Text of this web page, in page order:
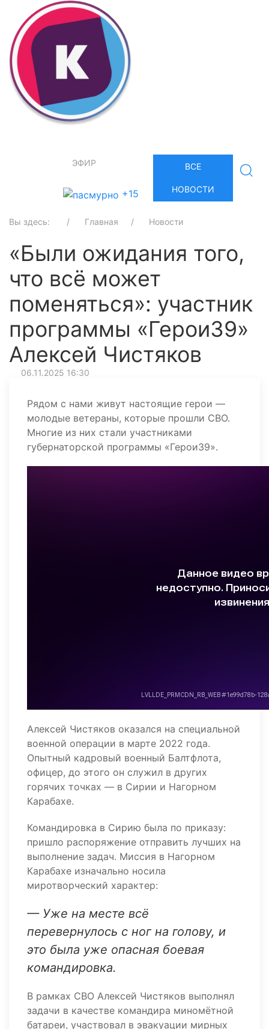
ЭФИР
+15
ВСЕ
НОВОСТИ
Вы здесь: Главная Новости
«Были ожидания того,
что всё может
поменяться»: участник
программы «Герои39»
Алексей Чистяков
06.11.2025 16:30
Рядом с нами живут настоящие герои —
молодые ветераны, которые прошли СВО.
Многие из них стали участниками
губернаторской программы «Герои39».
Алексей Чистяков оказался на специальной
военной операции в марте 2022 года.
Опытный кадровый военный Балтфлота,
офицер, до этого он служил в других
горячих точках — в Сирии и Нагорном
Карабахе.
Командировка в Сирию была по приказу:
пришло распоряжение отправить лучших на
выполнение задач. Миссия в Нагорном
Карабахе изначально носила
миротворческий характер:
— Уже на месте всё
перевернулось с ног на голову, и
это была уже опасная боевая
командировка.
В рамках СВО Алексей Чистяков выполнял
задачи в качестве командира миномётной
батареи, участвовал в эвакуации мирных